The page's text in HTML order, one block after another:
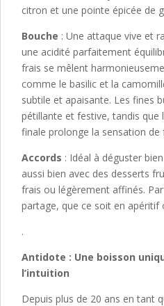
citron et une pointe épicée de
Bouche : Une attaque vive et
une acidité parfaitement
frais se mêlent
comme le basilic et la
subtile et apaisante. Les fines
pétillante et festive, tandis que
finale prolonge la sensation de
Accords : Idéal à déguster
aussi bien avec des desserts
frais ou légèrement affinés.
partage, que ce soit en apéritif
.
Antidote : Une boisson
l’intuition
Depuis plus de 20 ans en tant